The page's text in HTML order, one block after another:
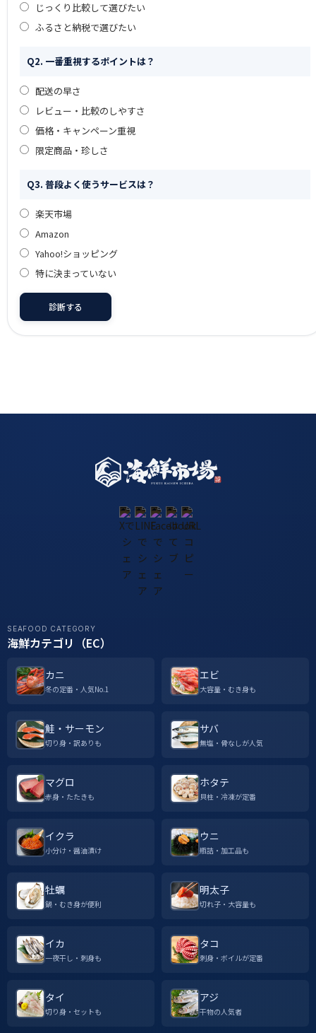
じっくり比較して選びたい
ふるさと納税で選びたい
Q2. 一番重視するポイントは？
配送の早さ
レビュー・比較のしやすさ
価格・キャンペーン重視
限定商品・珍しさ
Q3. 普段よく使うサービスは？
楽天市場
Amazon
Yahoo!ショッピング
特に決まっていない
診断する
SEAFOOD CATEGORY
海鮮カテゴリ（EC）
カニ
冬の定番・人気No.1
エビ
大容量・むき身も
鮭・サーモン
切り身・訳ありも
サバ
無塩・骨なしが人気
マグロ
赤身・たたきも
ホタテ
貝柱・冷凍が定番
イクラ
小分け・醤油漬け
ウニ
瓶詰・加工品も
牡蠣
鍋・むき身が便利
明太子
切れ子・大容量も
イカ
一夜干し・刺身も
タコ
刺身・ボイルが定番
タイ
切り身・セットも
アジ
干物の人気者